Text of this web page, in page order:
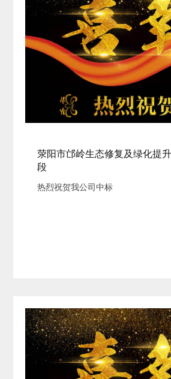
荥阳市邙岭生态修复及绿化提
段
热烈祝贺我公司中标